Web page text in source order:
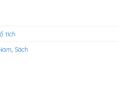
tích
, Sách